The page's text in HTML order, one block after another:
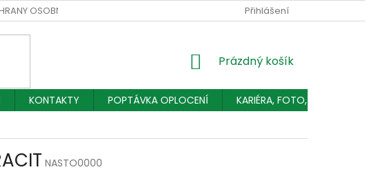
OSOBNÍCH ÚDAJŮ Přihlášení
NÁKUPNÍ
Prázdný košík
KONTAKTY POPTÁVKA OPLOCENÍ
KARIÉRA, FOTO, ČLÁNKY
NASTO0000